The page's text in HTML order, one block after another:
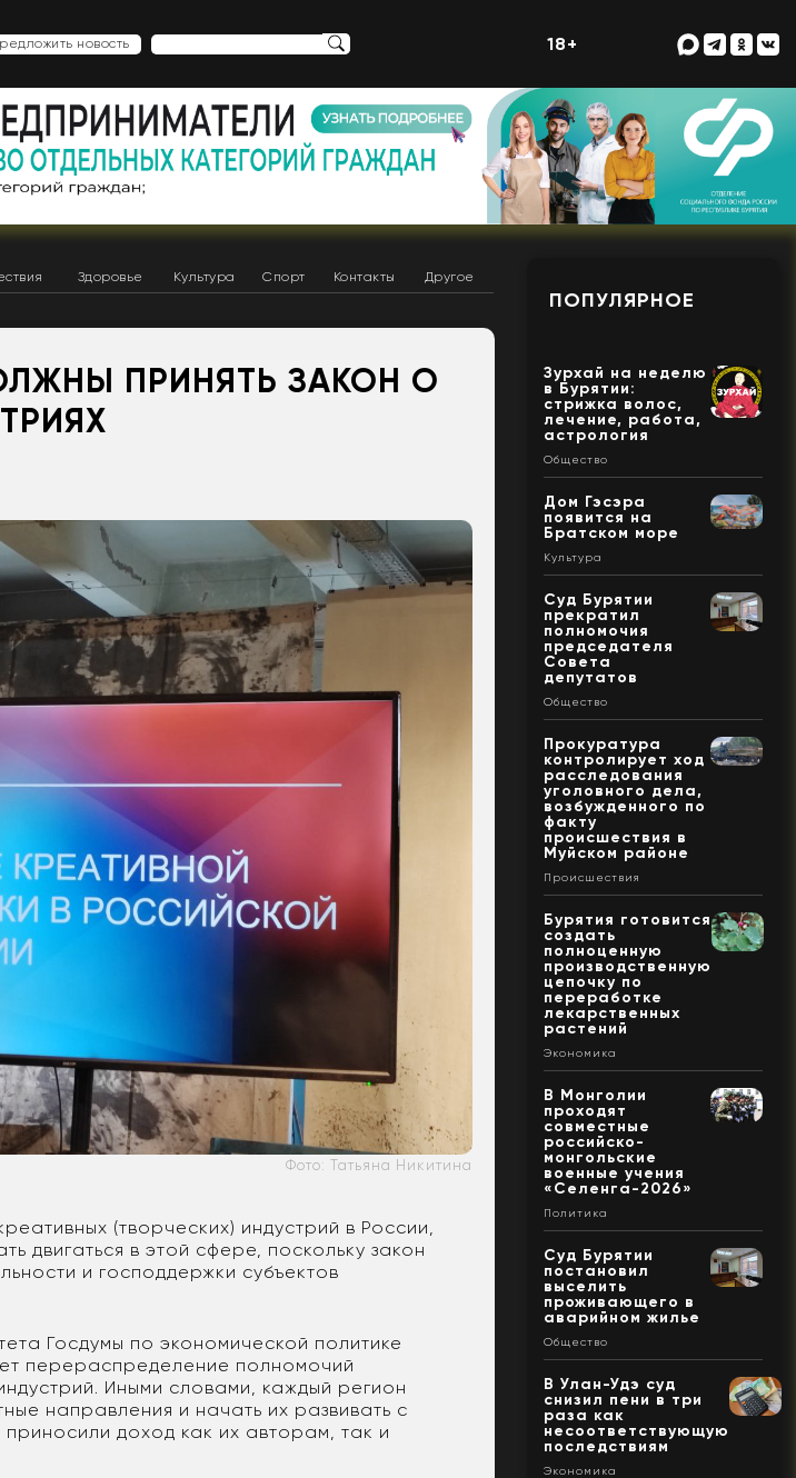
новость 18+
Здоровье Культура Спорт Контакты Другое
ПРИНЯТЬ ЗАКОН О
Фото: Татьяна Никитина
(творческих) индустрий в России,
двигаться в этой сфере, поскольку закон
и господдержки субъектов
Госдумы по экономической политике
перераспределение полномочий
Иными словами, каждый регион
направления и начать их развивать с
доход как их авторам, так и
ПОПУЛЯРНОЕ
Зурхай на неделю
в Бурятии:
стрижка волос,
лечение, работа,
астрология
Общество
Дом Гэсэра
появится на
Братском море
Культура
Суд Бурятии
прекратил
полномочия
председателя
Совета
депутатов
Общество
Прокуратура
контролирует ход
расследования
уголовного дела,
возбужденного по
факту
происшествия в
Муйском районе
Происшествия
Бурятия готовится
создать
полноценную
производственную
цепочку по
переработке
лекарственных
растений
Экономика
В Монголии
проходят
совместные
российско-
монгольские
военные учения
«Селенга-2026»
Политика
Суд Бурятии
постановил
выселить
проживающего в
аварийном жилье
Общество
В Улан-Удэ суд
снизил пени в три
раза как
несоответствующую
последствиям
Экономика